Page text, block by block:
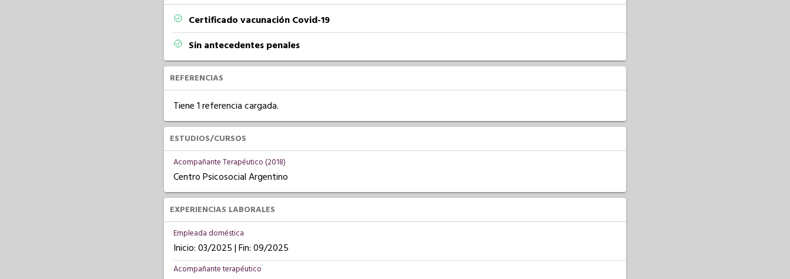
Certificado vacunación Covid-19
Sin antecedentes penales
REFERENCIAS
Tiene 1 referencia cargada.
ESTUDIOS/CURSOS
Acompañante Terapéutico (2018)
Centro Psicosocial Argentino
EXPERIENCIAS LABORALES
Empleada doméstica
Inicio: 03/2025 | Fin: 09/2025
Acompañante terapéutico